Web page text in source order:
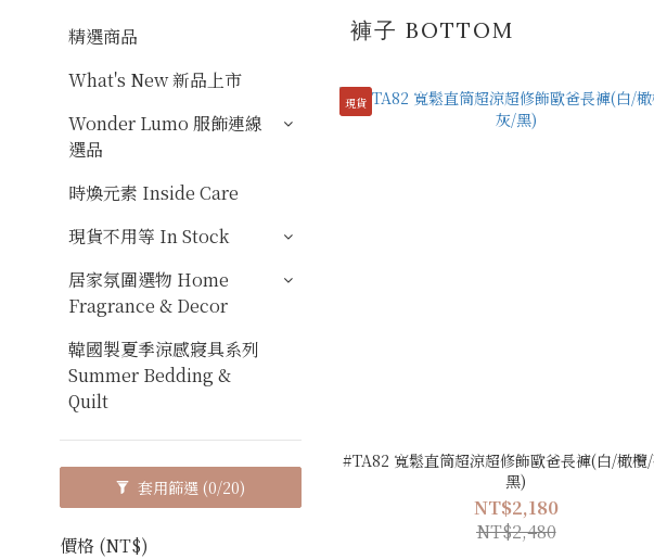
精選商品
What's New 新品上市
Wonder Lumo 服飾連線
選品
時煥元素 Inside Care
現貨不用等 In Stock
居家氛圍選物 Home
Fragrance & Decor
韓國製夏季涼感寢具系列
Summer Bedding &
Quilt
套用篩選 (0/20)
價格 (NT$)
褲子 BOTTOM
現貨
#TA82 寬鬆直筒超涼超修飾歐爸長褲(白/橄欖
黑)
NT$2,180
NT$2,480